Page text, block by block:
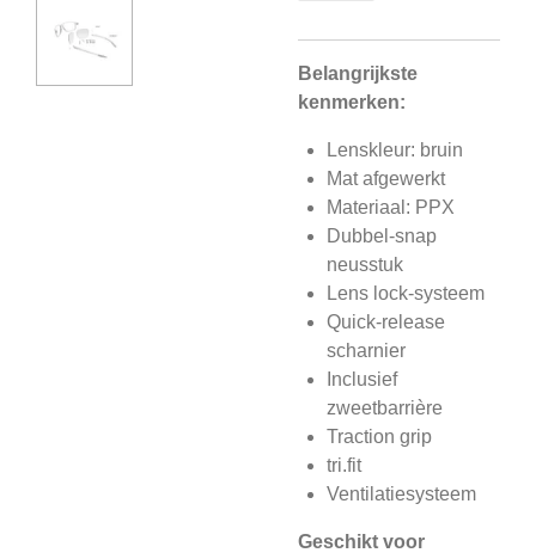
Belangrijkste
kenmerken:
Lenskleur: bruin
Mat afgewerkt
Materiaal: PPX
Dubbel-snap
neusstuk
Lens lock-systeem
Quick-release
scharnier
Inclusief
zweetbarrière
Traction grip
tri.fit
Ventilatiesysteem
Geschikt voor